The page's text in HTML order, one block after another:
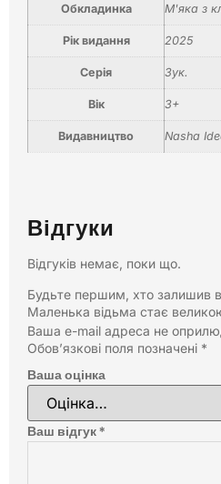
Обкладинка М'яка з
Рік видання 2025
Серія Зук.
Вік 3+
Видавництво Nasha
Відгуки
Відгуків немає, поки що.
Будьте першим, хто залишив
Маленька відьма стає
Ваша e-mail адреса не
Обов’язкові поля позначені *
Ваша оцінка
Ваш відгук*